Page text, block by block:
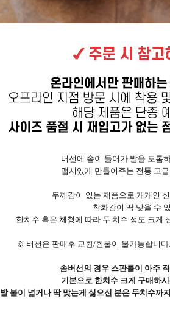
버선에 솜이 들어가 발을 도톰
맵시있게 만들어주는 전통 고
두께감이 있는 제품으로 개개인
착화감이 딱 맞을 수
한치수 혹은 체형에 따라 두 치수 정도 크게
※ 버선은 판매후 교환/환불이 불가능합니
솜버선의 경우 스판률이 아주
기본으로 한치수 크게 구매하
발 볼이 넓거나 딱 맞는게 싫으신 분은 두치수까